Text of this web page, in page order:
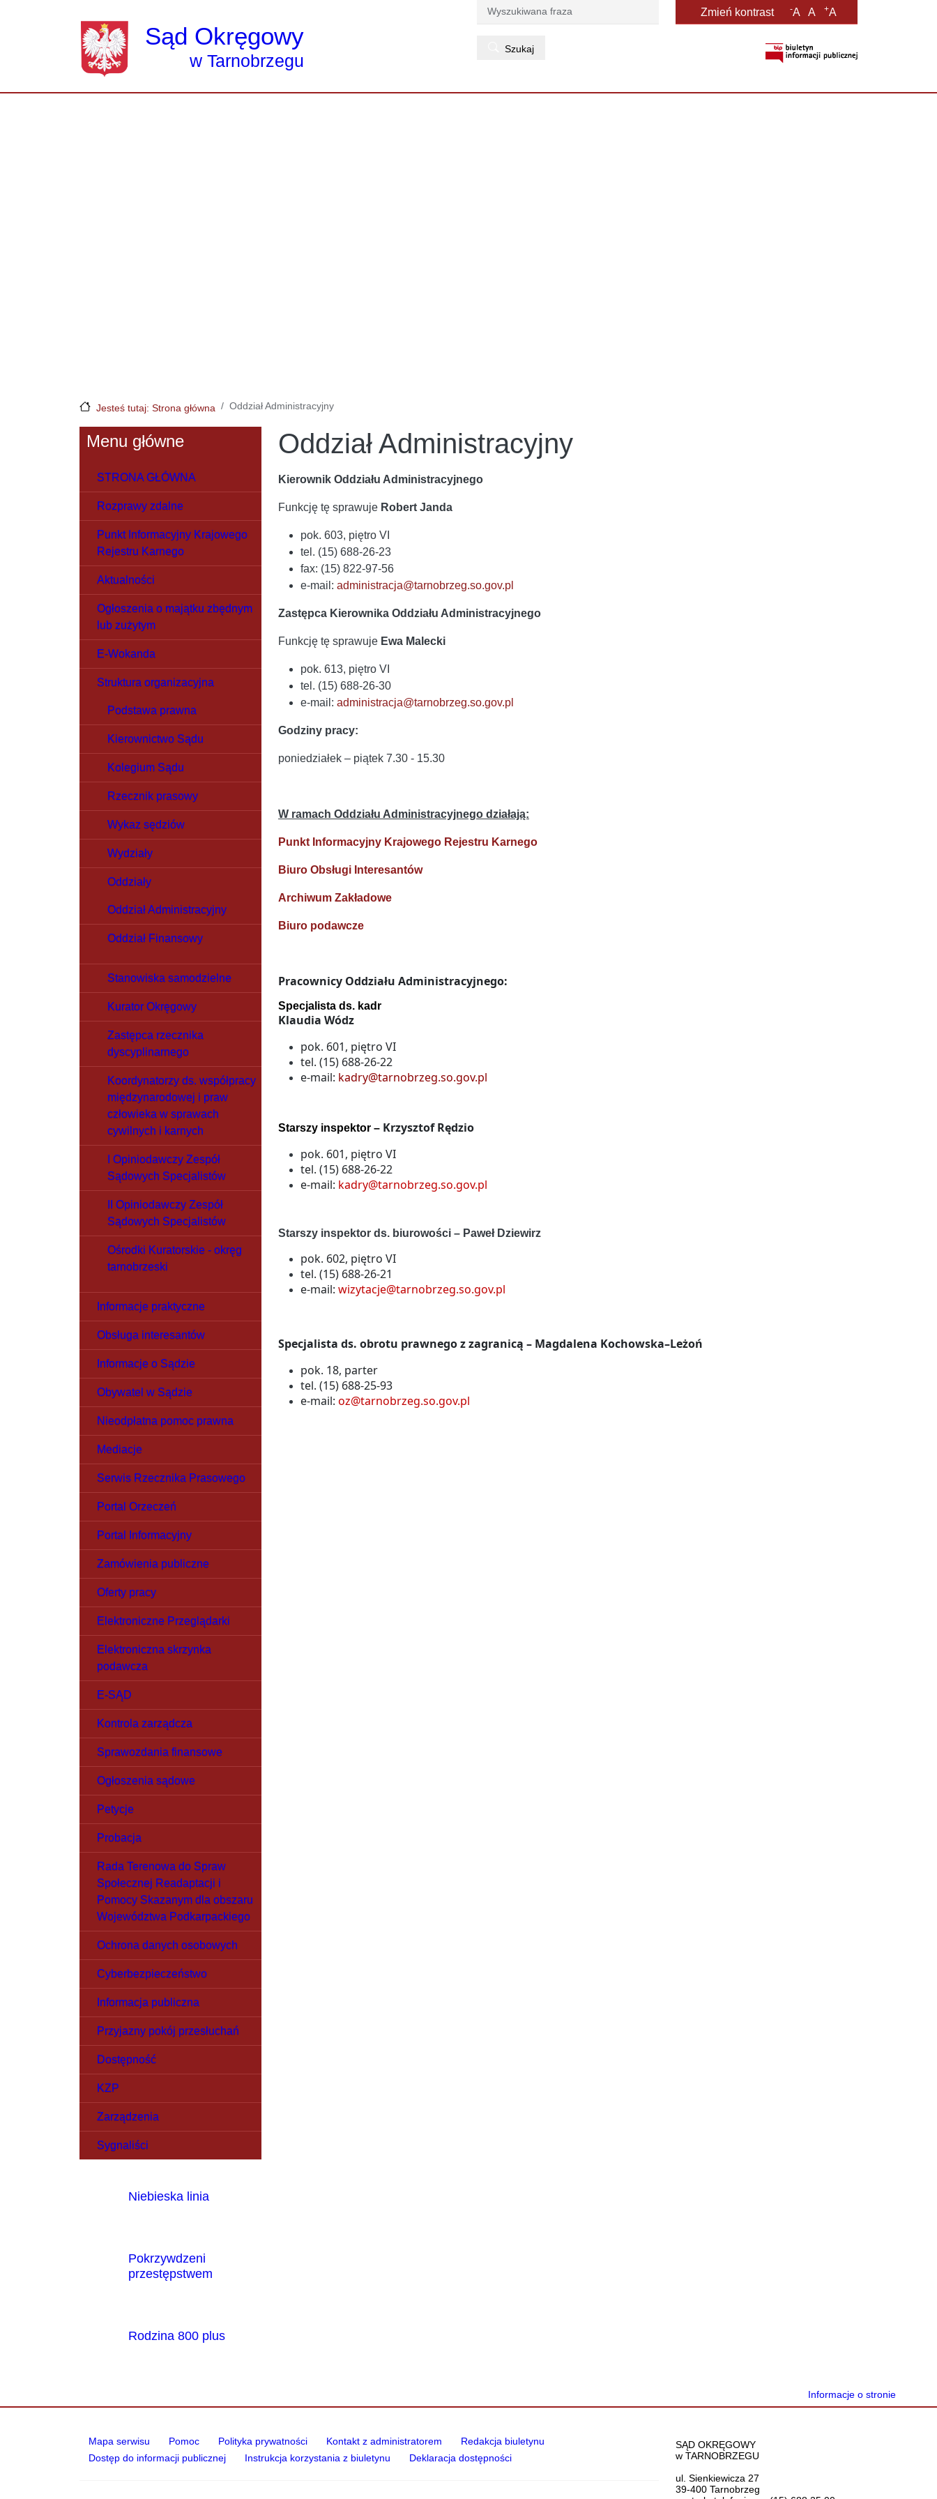
Sąd Okręgowy
w Tarnobrzegu
Szukaj
Szukaj
Zmień kontrast -A A +A
Jesteś tutaj: Strona główna Oddział Administracyjny
Oddział Administracyjny
Kierownik Oddziału Administracyjnego
Funkcję tę sprawuje Robert Janda
pok. 603, piętro VI
tel. (15) 688-26-23
fax: (15) 822-97-56
e-mail: administracja@tarnobrzeg.so.gov.pl
Zastępca Kierownika Oddziału Administracyjnego
Funkcję tę sprawuje Ewa Malecki
pok. 613, piętro VI
tel. (15) 688-26-30
e-mail: administracja@tarnobrzeg.so.gov.pl
Godziny pracy:
poniedziałek – piątek 7.30 - 15.30
W ramach Oddziału Administracyjnego działają:
Punkt Informacyjny Krajowego Rejestru Karnego
Biuro Obsługi Interesantów
Archiwum Zakładowe
Biuro podawcze
Pracownicy Oddziału Administracyjnego:
Specjalista ds. kadr
Klaudia Wódz
pok. 601, piętro VI
tel. (15) 688-26-22
e-mail: kadry@tarnobrzeg.so.gov.pl
Starszy inspektor – Krzysztof Rędzio
pok. 601, piętro VI
tel. (15) 688-26-22
e-mail: kadry@tarnobrzeg.so.gov.pl
Starszy inspektor ds. biurowości – Paweł Dziewirz
pok. 602, piętro VI
tel. (15) 688-26-21
e-mail: wizytacje@tarnobrzeg.so.gov.pl
Specjalista ds. obrotu prawnego z zagranicą – Magdalena Kochowska–Leżoń
pok. 18, parter
tel. (15) 688-25-93
e-mail: oz@tarnobrzeg.so.gov.pl
Menu główne
STRONA GŁÓWNA
Rozprawy zdalne
Punkt Informacyjny Krajowego
Rejestru Karnego
Aktualności
Ogłoszenia o majątku zbędnym
lub zużytym
E-Wokanda
Struktura organizacyjna
Podstawa prawna
Kierownictwo Sądu
Kolegium Sądu
Rzecznik prasowy
Wykaz sędziów
Wydziały
Oddziały
Oddział Administracyjny
Oddział Finansowy
Stanowiska samodzielne
Kurator Okręgowy
Zastępca rzecznika
dyscyplinarnego
Koordynatorzy ds. współpracy
międzynarodowej i praw
człowieka w sprawach
cywilnych i karnych
I Opiniodawczy Zespół
Sądowych Specjalistów
II Opiniodawczy Zespół
Sądowych Specjalistów
Ośrodki Kuratorskie - okręg
tarnobrzeski
Informacje praktyczne
Obsługa interesantów
Informacje o Sądzie
Obywatel w Sądzie
Nieodpłatna pomoc prawna
Mediacje
Serwis Rzecznika Prasowego
Portal Orzeczeń
Portal Informacyjny
Zamówienia publiczne
Oferty pracy
Elektroniczne Przeglądarki
Elektroniczna skrzynka
podawcza
E-SĄD
Kontrola zarządcza
Sprawozdania finansowe
Ogłoszenia sądowe
Petycje
Probacja
Rada Terenowa do Spraw
Społecznej Readaptacji i
Pomocy Skazanym dla obszaru
Województwa Podkarpackiego
Ochrona danych osobowych
Cyberbezpieczeństwo
Informacja publiczna
Przyjazny pokój przesłuchań
Dostępność
KZP
Zarządzenia
Sygnaliści
Niebieska linia
Pokrzywdzeni
przestępstwem
Rodzina 800 plus
Informacje o stronie
Informacje
Mapa serwisu Pomoc Polityka prywatności Kontakt z administratorem
Redakcja biuletynu
Dostęp do informacji publicznej
Instrukcja korzystania z biuletynu Deklaracja dostępności Dane teleadresowe
SĄD OKRĘGOWY
w TARNOBRZEGU
ul. Sienkiewicza 27
39-400 Tarnobrzeg